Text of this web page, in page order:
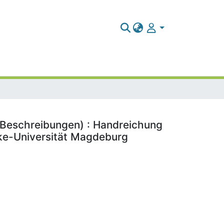
: Handreichung
Universität Magdeburg